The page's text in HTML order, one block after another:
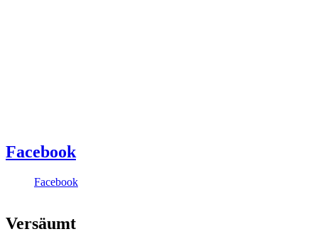
Facebook
Facebook
Versäumt